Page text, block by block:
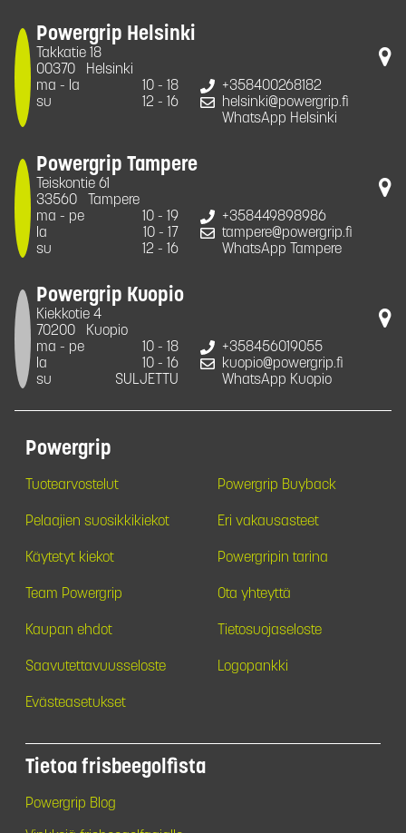
Powergrip Helsinki
Takkatie 18
00370
Helsinki
ma - la
10 - 18
su
12 - 16
+358400268182
helsinki@powergrip.fi
WhatsApp Helsinki
Powergrip Tampere
Teiskontie 61
33560
Tampere
ma - pe
10 - 19
la
10 - 17
su
12 - 16
+358449898986
tampere@powergrip.fi
WhatsApp Tampere
Powergrip Kuopio
Kiekkotie 4
70200
Kuopio
ma - pe
10 - 18
la
10 - 16
su
SULJETTU
+358456019055
kuopio@powergrip.fi
WhatsApp Kuopio
Powergrip
Tuotearvostelut Powergrip Buyback
Pelaajien suosikkikiekot Eri vakausasteet
Käytetyt kiekot Powergripin tarina
Team Powergrip Ota yhteyttä
Kaupan ehdot Tietosuojaseloste
Saavutettavuusseloste Logopankki
Evästeasetukset
Tietoa frisbeegolfista
Powergrip Blog